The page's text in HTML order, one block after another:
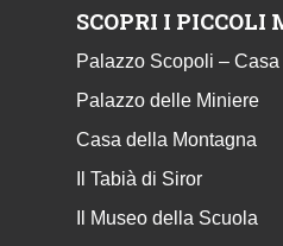
SCOPRI I PICCOLI
Palazzo Scopoli –
Palazzo delle Miniere
Casa della Montagna
Il Tabià di Siror
Il Museo della Scuola